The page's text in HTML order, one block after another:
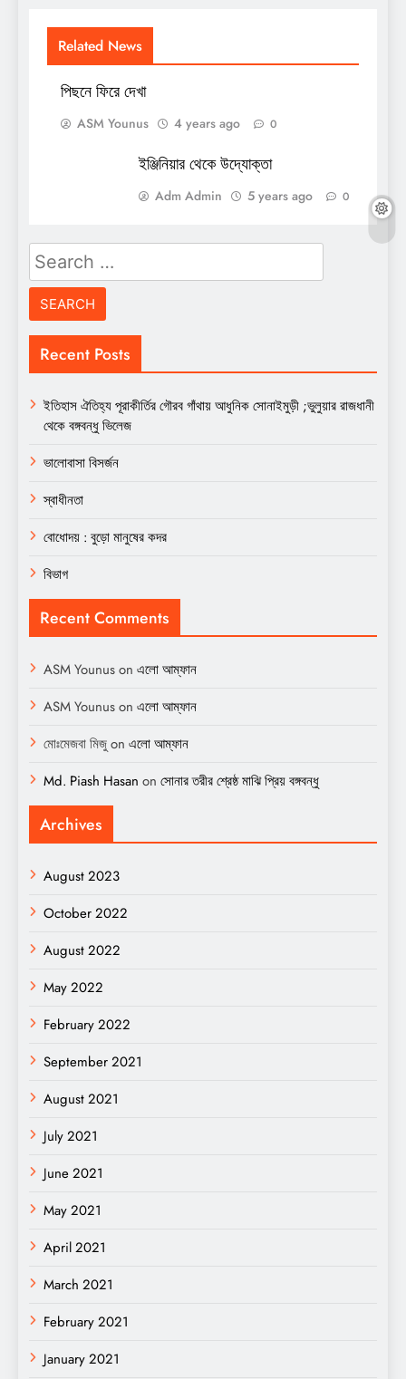
Related News
পিছনে ফিরে দেখা
ASM Younus 4 years ago 0
ইঞ্জিনিয়ার থেকে উদ্যোক্তা
Adm Admin 5 years ago 0
Search
for:
Recent Posts
ইতিহাস ঐতিহ্য পূরাকীর্তির গৌরব গাঁথায় আধুনিক সোনাইমুড়ী ;ভুলুয়ার রাজধানী
থেকে বঙ্গবন্ধু ভিলেজ
ভালোবাসা বিসর্জন
স্বাধীনতা
বোধোদয় : বুড়ো মানুষের কদর
বিভাগ
Recent Comments
ASM Younuson এলো আম্ফান
ASM Younuson এলো আম্ফান
মোঃমেজবা মিজুon এলো আম্ফান
Md. Piash Hasan on সোনার তরীর শ্রেষ্ঠ মাঝি প্রিয় বঙ্গবন্ধু
Archives
August 2023
October 2022
August 2022
May 2022
February 2022
September 2021
August 2021
July 2021
June 2021
May 2021
April 2021
March 2021
February 2021
January 2021